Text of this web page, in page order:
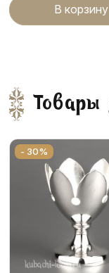
В корзину
Товары
- 30%